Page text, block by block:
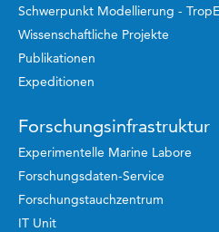
Schwerpunkt Modellierung -
Wissenschaftliche Projekte
Publikationen
Expeditionen
Forschungsinfrastruktur
Experimentelle Marine Labore
Forschungsdaten-Service
Forschungstauchzentrum
IT Unit